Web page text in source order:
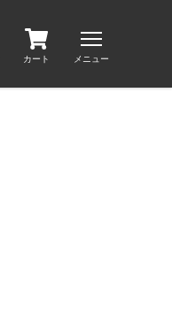
カート メニュー